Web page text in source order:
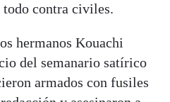
todo contra civiles.
hermanos Kouachi
del semanario satírico
armados con fusiles